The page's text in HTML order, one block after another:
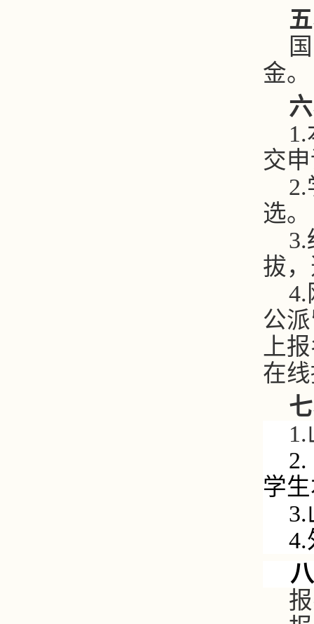
金。
1.
交
2.
选。
3.
拔
4.
公
上
在
1.
2.
学
3.
4.